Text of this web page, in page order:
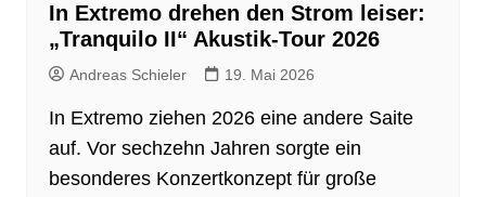
In Extremo drehen den Strom leiser:
„Tranquilo II“ Akustik-Tour 2026
Andreas Schieler 19. Mai 2026
In Extremo ziehen 2026 eine andere Saite
auf. Vor sechzehn Jahren sorgte ein
besonderes Konzertkonzept für große